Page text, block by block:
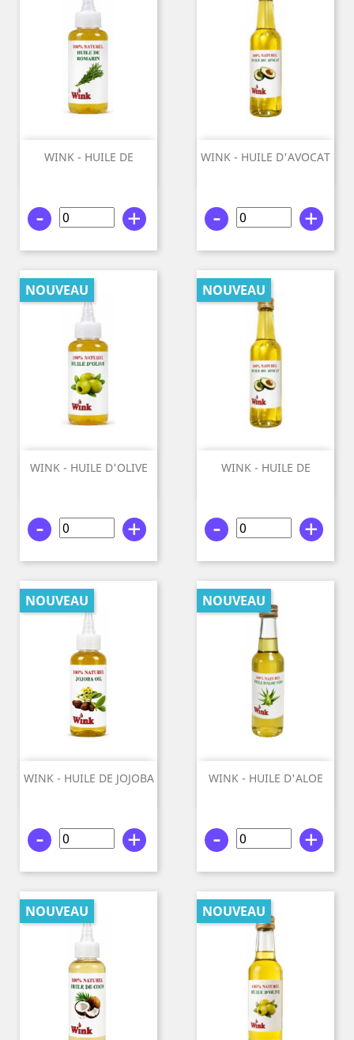
WINK - HUILE DE
- +
WINK - HUILE D'AVOCAT
- +
WINK - HUILE D'OLIVE
NOUVEAU
- +
WINK - HUILE DE
NOUVEAU
- +
WINK - HUILE DE JOJOBA
NOUVEAU
- +
WINK - HUILE D'ALOE
NOUVEAU
- +
NOUVEAU NOUVEAU